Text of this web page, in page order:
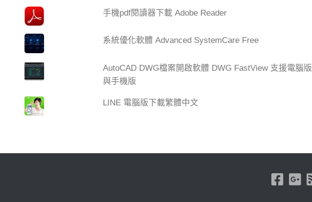
手機pdf閱讀器下載 Adobe Reader
系統優化軟體 Advanced SystemCare Free
AutoCAD DWG檔案開啟軟體 DWG FastView 支援電腦版
與手機版
LINE 電腦版下載繁體中文